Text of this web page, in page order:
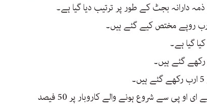
دارانہ بجٹ کے طور پر ترتیب دیا گیا ہے۔
گیا ہے۔
یوتھ انٹرا پینیور کے لیے 3 سالوں کے لیے ای او پی سے شروع ہونے والے کاروبار پر 50 فیصد